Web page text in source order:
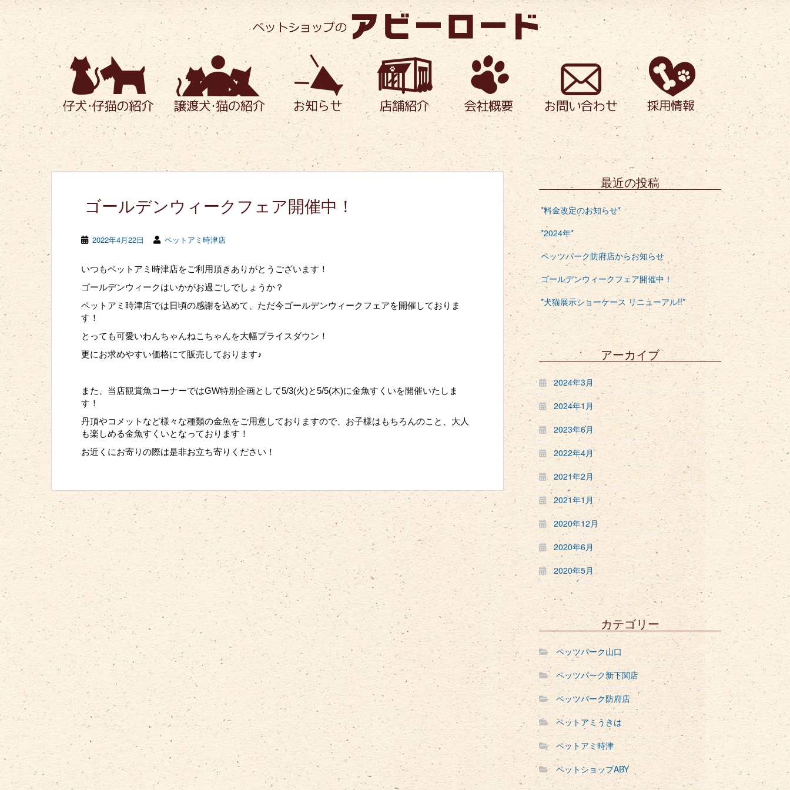
ゴールデンウィークフェア開催中！
2022年4月22日 ペットアミ時津店
いつもペットアミ時津店をご利用頂きありがとうございます！
ゴールデンウィークはいかがお過ごしでしょうか？
ペットアミ時津店では日頃の感謝を込めて、ただ今ゴールデンウィークフェアを開催しておりま
す！
とっても可愛いわんちゃんねこちゃんを大幅プライスダウン！
更にお求めやすい価格にて販売しております♪
また、当店観賞魚コーナーではGW特別企画として5/3(火)と5/5(木)に金魚すくいを開催いたしま
す！
丹頂やコメットなど様々な種類の金魚をご用意しておりますので、お子様はもちろんのこと、大人
も楽しめる金魚すくいとなっております！
お近くにお寄りの際は是非お立ち寄りください！
最近の投稿
*料金改定のお知らせ*
*2024年*
ペッツパーク防府店からお知らせ
ゴールデンウィークフェア開催中！
*犬猫展示ショーケース リニューアル!!*
アーカイブ
2024年3月
2024年1月
2023年6月
2022年4月
2021年2月
2021年1月
2020年12月
2020年6月
2020年5月
カテゴリー
ペッツパーク山口
ペッツパーク新下関店
ペッツパーク防府店
ペットアミうきは
ペットアミ時津
ペットショップABY